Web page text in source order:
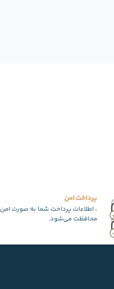
پرداخت امن
، اطلاعات پرداخت شما به صورت امن
محافظت می‌شود.